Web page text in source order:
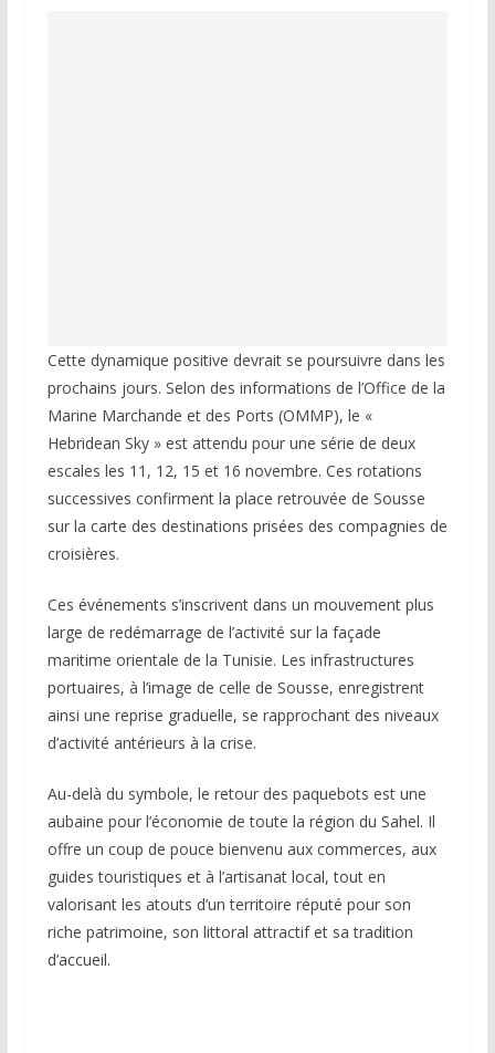
Cette dynamique positive devrait se poursuivre dans les
prochains jours. Selon des informations de l’Office de la
Marine Marchande et des Ports (OMMP), le «
Hebridean Sky » est attendu pour une série de deux
escales les 11, 12, 15 et 16 novembre. Ces rotations
successives confirment la place retrouvée de Sousse
sur la carte des destinations prisées des compagnies de
croisières.
Ces événements s’inscrivent dans un mouvement plus
large de redémarrage de l’activité sur la façade
maritime orientale de la Tunisie. Les infrastructures
portuaires, à l’image de celle de Sousse, enregistrent
ainsi une reprise graduelle, se rapprochant des niveaux
d’activité antérieurs à la crise.
Au-delà du symbole, le retour des paquebots est une
aubaine pour l’économie de toute la région du Sahel. Il
offre un coup de pouce bienvenu aux commerces, aux
guides touristiques et à l’artisanat local, tout en
valorisant les atouts d’un territoire réputé pour son
riche patrimoine, son littoral attractif et sa tradition
d’accueil.